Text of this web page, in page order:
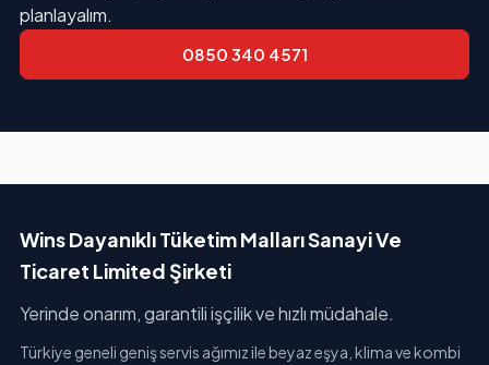
planlayalım.
0850 340 4571
Wins Dayanıklı Tüketim Malları Sanayi Ve
Ticaret Limited Şirketi
Yerinde onarım, garantili işçilik ve hızlı müdahale.
Türkiye geneli geniş servis ağımız ile beyaz eşya, klima ve kombi